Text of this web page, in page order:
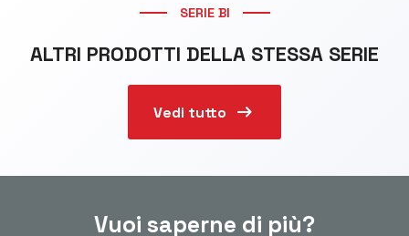
SERIE BI
ALTRI PRODOTTI DELLA STESSA SERIE
Vedi tutto arrow_right_alt
Vuoi saperne di più?